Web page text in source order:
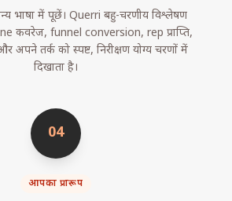
भाषा में पूछें। Querri बहु-चरणीय विश्लेषण
कवरेज, funnel conversion, rep प्राप्ति,
तर्क को स्पष्ट, निरीक्षण योग्य चरणों में
दिखाता है।
04
आपका प्रारूप